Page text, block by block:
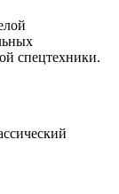
спецтехники.